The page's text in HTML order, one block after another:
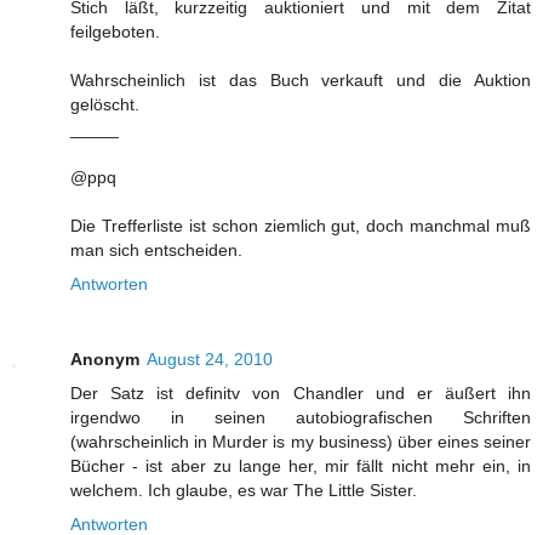
Stich läßt, kurzzeitig auktioniert und mit dem Zitat
feilgeboten.
Wahrscheinlich ist das Buch verkauft und die Auktion
gelöscht.
@ppq
Die Trefferliste ist schon ziemlich gut, doch manchmal muß
man sich entscheiden.
Antworten
Anonym August 24, 2010
Der Satz ist definitv von Chandler und er äußert ihn
irgendwo in seinen autobiografischen Schriften
(wahrscheinlich in Murder is my business) über eines seiner
Bücher - ist aber zu lange her, mir fällt nicht mehr ein, in
welchem. Ich glaube, es war The Little Sister.
Antworten